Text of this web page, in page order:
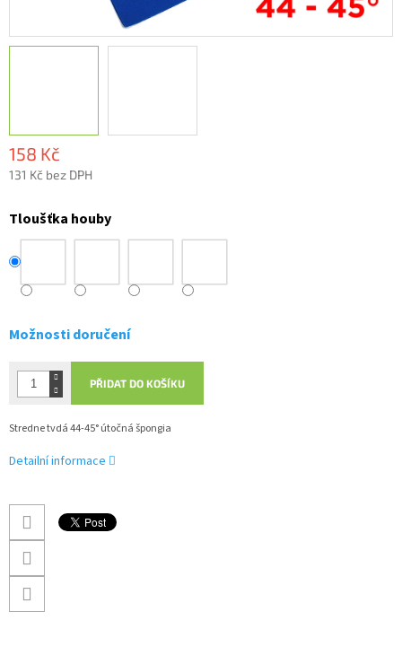
158 Kč
131 Kč bez DPH
cena:
Tloušťka houby
Možnosti doručení
PŘIDAT DO KOŠÍKU
Stredne tvdá 44-45° útočná špongia
Detailní informace